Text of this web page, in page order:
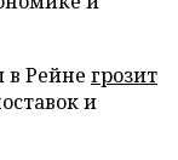
в Рейне грозит
и